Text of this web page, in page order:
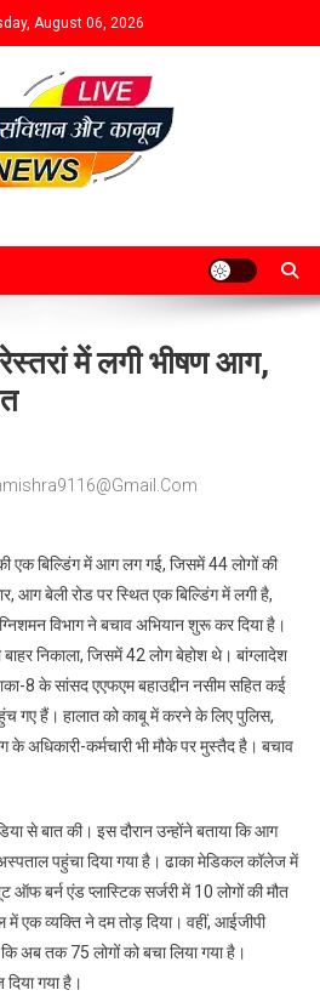
August 06, 2026
में लगी भीषण आग,
की एक बिल्डिंग में आग लग गई, जिसमें 44 लोगों की
आग बेली रोड पर स्थित एक बिल्डिंग में लगी है,
विभाग ने बचाव अभियान शुरू कर दिया है।
निकाला, जिसमें 42 लोग बेहोश थे। बांग्लादेश
8 के सांसद एएफएम बहाउद्दीन नसीम सहित कई
गए हैं। हालात को काबू में करने के लिए पुलिस,
के अधिकारी-कर्मचारी भी मौके पर मुस्तैद है। बचाव
से बात की। इस दौरान उन्होंने बताया कि आग
पहुंचा दिया गया है। ढाका मेडिकल कॉलेज में
बर्न एंड प्लास्टिक सर्जरी में 10 लोगों की मौत
एक व्यक्ति ने दम तोड़ दिया। वहीं, आईजीपी
अब तक 75 लोगों को बचा लिया गया है।
गया है।